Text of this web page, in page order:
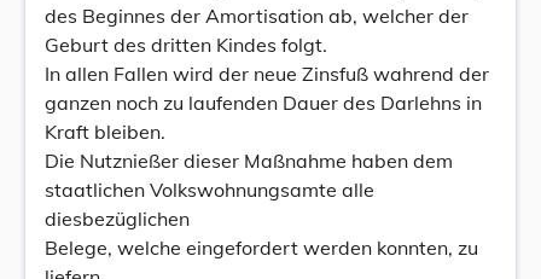
des Beginnes der Amortisation ab, welcher der
Geburt des dritten Kindes folgt.
In allen Fallen wird der neue Zinsfuß wahrend der
ganzen noch zu laufenden Dauer des Darlehns in
Kraft bleiben.
Die Nutznießer dieser Maßnahme haben dem
staatlichen Volkswohnungsamte alle
diesbezüglichen
Belege, welche eingefordert werden konnten, zu